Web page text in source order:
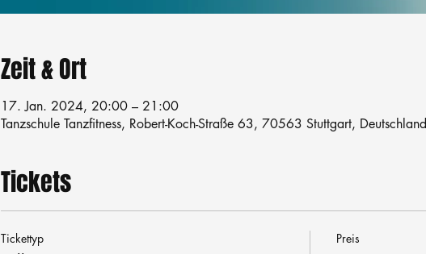
Zeit & Ort
17. Jan. 2024, 20:00 – 21:00
Tanzschule Tanzfitness, Robert-Koch-Straße 63, 70563 Stuttgart, Deutschland
Tickets
Tickettyp Preis